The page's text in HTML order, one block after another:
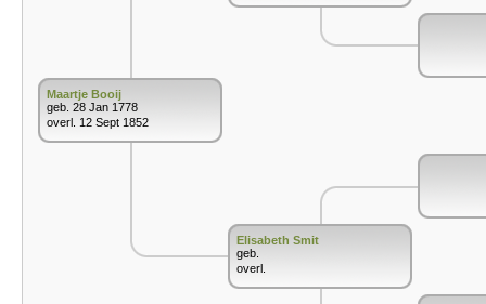
Maartje Booij
geb. 28 Jan 1778
overl. 12 Sept 1852
Elisabeth Smit
geb.
overl.